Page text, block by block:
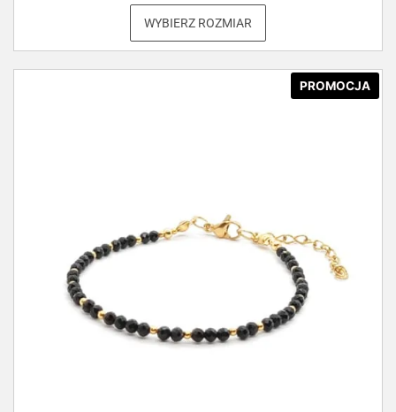
WYBIERZ ROZMIAR
PROMOCJA